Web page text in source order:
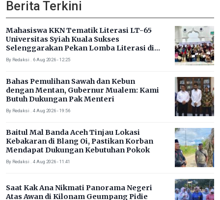
Berita Terkini
Mahasiswa KKN Tematik Literasi LT-65
Universitas Syiah Kuala Sukses
Selenggarakan Pekan Lomba Literasi di
Gampong Rhieng Blang
By Redaksi . 6 Aug 2026 - 12:25
Bahas Pemulihan Sawah dan Kebun
dengan Mentan, Gubernur Mualem: Kami
Butuh Dukungan Pak Menteri
By Redaksi . 4 Aug 2026 - 19:56
Baitul Mal Banda Aceh Tinjau Lokasi
Kebakaran di Blang Oi, Pastikan Korban
Mendapat Dukungan Kebutuhan Pokok
By Redaksi . 4 Aug 2026 - 11:41
Saat Kak Ana Nikmati Panorama Negeri
Atas Awan di Kilonam Geumpang Pidie